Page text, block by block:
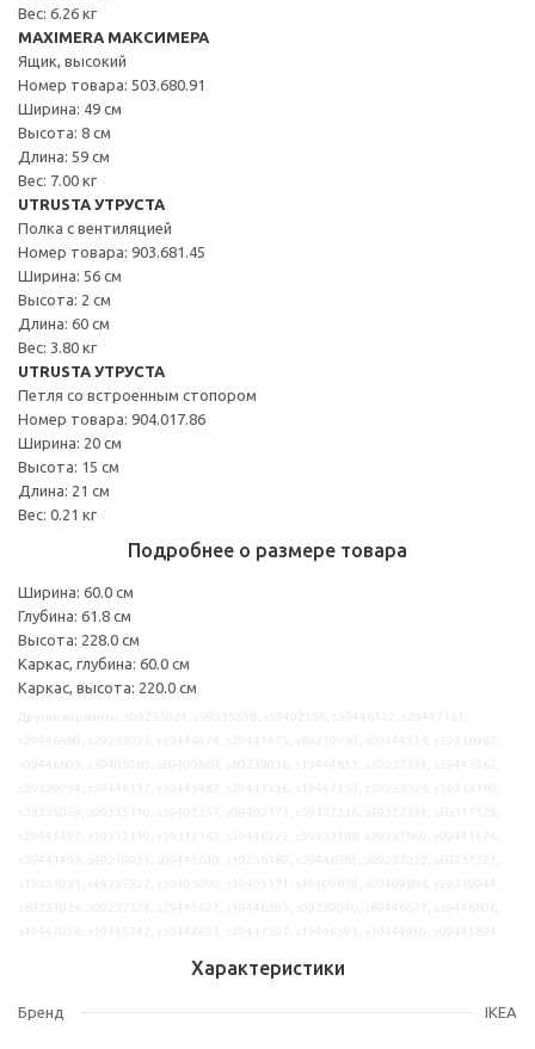
Вес: 6.26 кг
MAXIMERA МАКСИМЕРА
Ящик, высокий
Номер товара: 503.680.91
Ширина: 49 см
Высота: 8 см
Длина: 59 см
Вес: 7.00 кг
UTRUSTA УТРУСТА
Полка с вентиляцией
Номер товара: 903.681.45
Ширина: 56 см
Высота: 2 см
Длина: 60 см
Вес: 3.80 кг
UTRUSTA УТРУСТА
Петля со встроенным стопором
Номер товара: 904.017.86
Ширина: 20 см
Высота: 15 см
Длина: 21 см
Вес: 0.21 кг
Подробнее о размере товара
Ширина: 60.0 см
Глубина: 61.8 см
Высота: 228.0 см
Каркас, глубина: 60.0 см
Каркас, высота: 220.0 см
Характеристики
Бренд IKEA